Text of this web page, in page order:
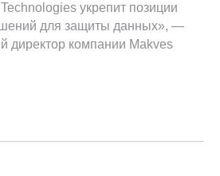
укрепит позиции
для защиты данных», —
директор компании Makves